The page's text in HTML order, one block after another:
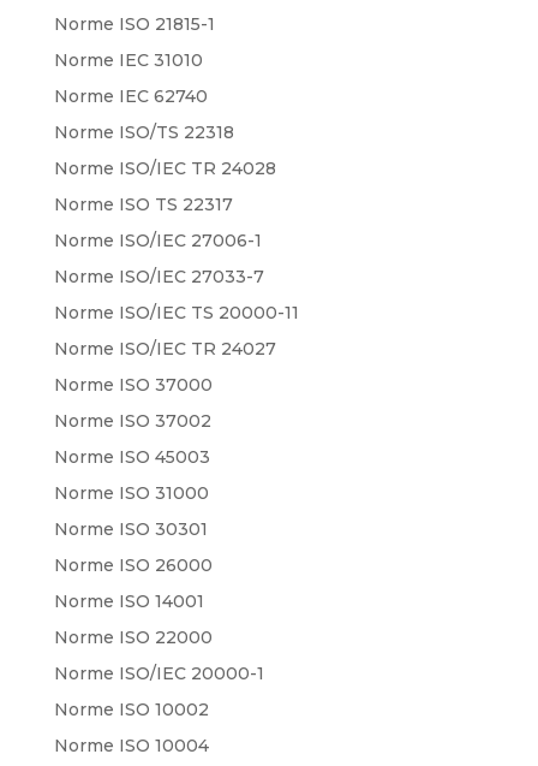
Norme ISO 21815-1
Norme IEC 31010
Norme IEC 62740
Norme ISO/TS 22318
Norme ISO/IEC TR 24028
Norme ISO TS 22317
Norme ISO/IEC 27006-1
Norme ISO/IEC 27033-7
Norme ISO/IEC TS 20000-11
Norme ISO/IEC TR 24027
Norme ISO 37000
Norme ISO 37002
Norme ISO 45003
Norme ISO 31000
Norme ISO 30301
Norme ISO 26000
Norme ISO 14001
Norme ISO 22000
Norme ISO/IEC 20000-1
Norme ISO 10002
Norme ISO 10004